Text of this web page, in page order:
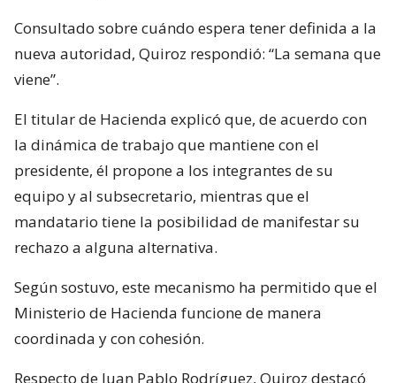
Consultado sobre cuándo espera tener definida a la
nueva autoridad, Quiroz respondió: “La semana que
viene”.
El titular de Hacienda explicó que, de acuerdo con
la dinámica de trabajo que mantiene con el
presidente, él propone a los integrantes de su
equipo y al subsecretario, mientras que el
mandatario tiene la posibilidad de manifestar su
rechazo a alguna alternativa.
Según sostuvo, este mecanismo ha permitido que el
Ministerio de Hacienda funcione de manera
coordinada y con cohesión.
Respecto de Juan Pablo Rodríguez, Quiroz destacó